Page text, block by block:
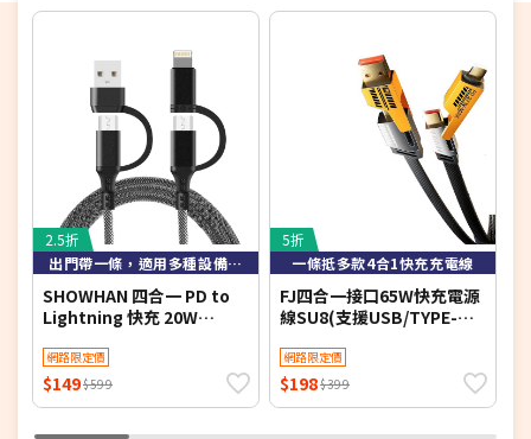
2.5折
出門帶一條，適用多種設備iPhone/Type-C，超強兼容性
SHOWHAN 四合一 PD to
Lightning 快充 20W
PD快充線-1M(簡訊)
網路限定價
$149$599
5折
一條抵多款4合1快充充電線
FJ四合一接口65W快充電源
線SU8(支援USB/TYPE-
組
網路限定價
$198$399